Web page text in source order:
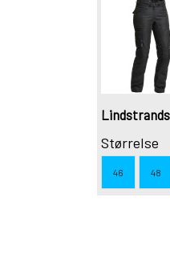
Størrelse
46 48